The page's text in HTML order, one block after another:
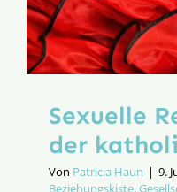
Sexuelle
der
Von Patricia Haun | 9.
Beziehungskiste,